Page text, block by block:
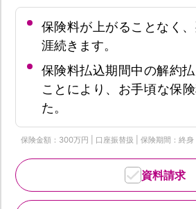
保険料が上がることなく
涯続きます。
保険料払込期間中の解約
ことにより、お手頃な保
た。
保険金額：300万円 | 口座振替扱 | 保険期間：終
資料請求